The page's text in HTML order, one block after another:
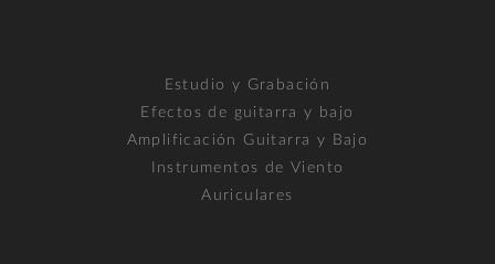
Estudio y Grabación
Efectos de guitarra y bajo
Amplificación Guitarra y Bajo
Instrumentos de Viento
Auriculares